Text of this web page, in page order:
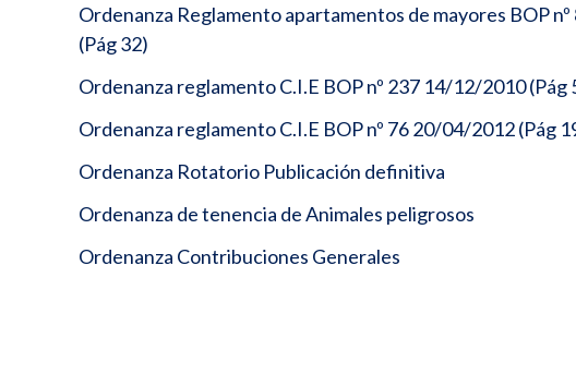
Ordenanza Reglamento apartamentos de mayores BOP
(Pág 32)
Ordenanza reglamento C.I.E BOP nº 237 14/12/2010 (Pág
Ordenanza reglamento C.I.E BOP nº 76 20/04/2012 (Pág
Ordenanza Rotatorio Publicación definitiva
Ordenanza de tenencia de Animales peligrosos
Ordenanza Contribuciones Generales